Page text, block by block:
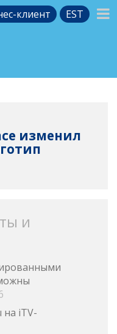
клиент EST
изменил
и
на iTV-